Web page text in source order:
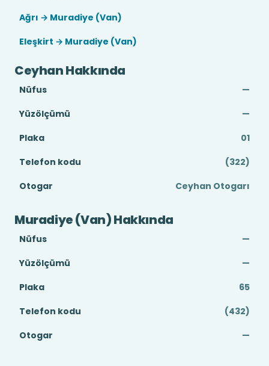
Ağrı → Muradiye (Van)
Eleşkirt → Muradiye (Van)
Ceyhan Hakkında
Nüfus
—
Yüzölçümü
—
Plaka
01
Telefon kodu
(322)
Otogar
Ceyhan Otogarı
Muradiye (Van) Hakkında
Nüfus
—
Yüzölçümü
—
Plaka
65
Telefon kodu
(432)
Otogar
—